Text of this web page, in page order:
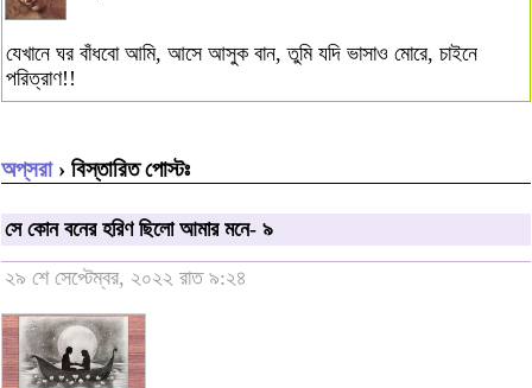
যেখানে ঘর বাঁধবো আমি, আসে আসুক বান, তুমি যদি ভাসাও মোরে, চাইনে
পরিত্রাণ!!
অপ্‌সরা› বিস্তারিত পোস্টঃ
সে কোন বনের হরিণ ছিলো আমার মনে- ৯
২৯ শে সেপ্টেম্বর, ২০২২ রাত ৯:২৪